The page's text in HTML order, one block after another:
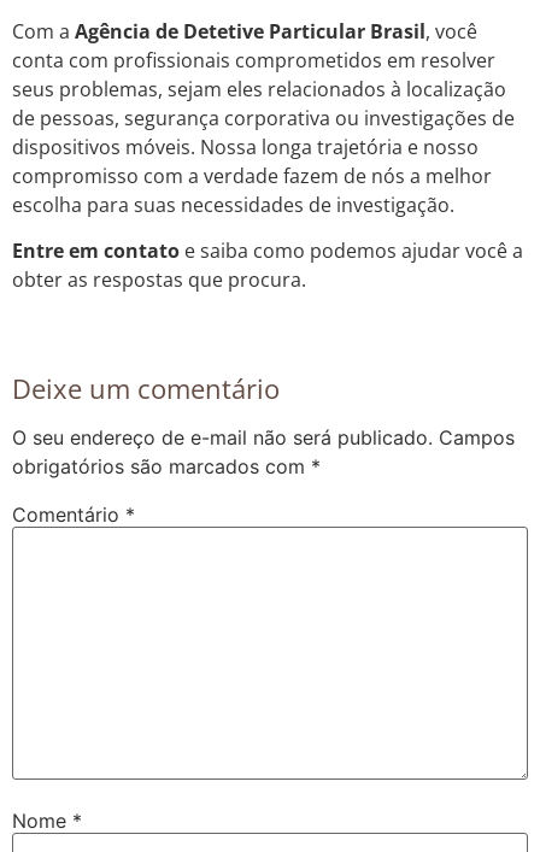
Com a Agência de Detetive Particular Brasil, você
conta com profissionais comprometidos em resolver
seus problemas, sejam eles relacionados à localização
de pessoas, segurança corporativa ou investigações de
dispositivos móveis. Nossa longa trajetória e nosso
compromisso com a verdade fazem de nós a melhor
escolha para suas necessidades de investigação.
Entre em contato e saiba como podemos ajudar você a
obter as respostas que procura.
Deixe um comentário
O seu endereço de e-mail não será publicado. Campos
obrigatórios são marcados com *
Comentário *
Nome *